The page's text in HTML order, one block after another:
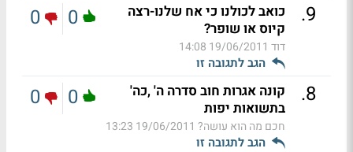
9
.
כואב לכולנו כי אח שלנו-רצה
קיוס או שופר?
דוד 19/06/2011 14:08
הגב לתגובה זו
0
0
8
.
קונה אגרות חוב סדרה ה' ,כה'
בתשואות יפות
חכם מה הוא עושה? 19/06/2011 13:23
הגב לתגובה זו
0
0